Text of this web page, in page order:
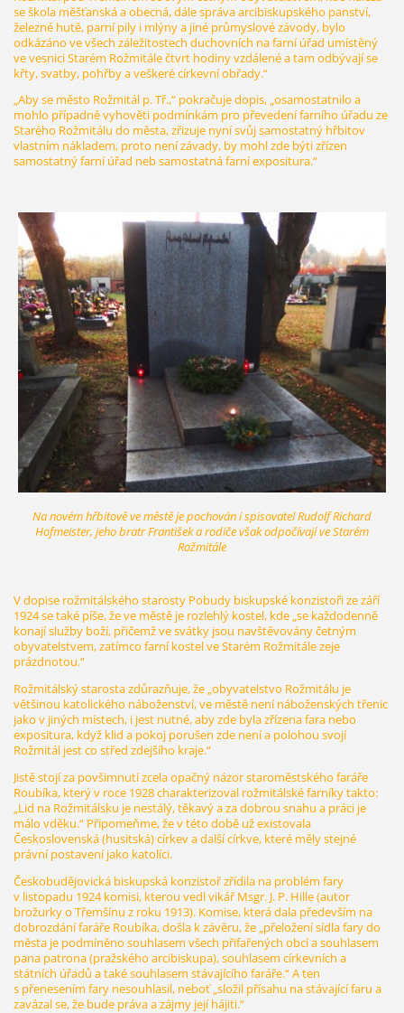
se škola měšťanská a obecná, dále správa arcibiskupského panství,
železné hutě, parní pily i mlýny a jiné průmyslové závody, bylo
odkázáno ve všech záležitostech duchovních na farní úřad umístěný
ve vesnici Starém Rožmitále čtvrt hodiny vzdálené a tam odbývají se
křty, svatby, pohřby a veškeré církevní obřady.“
„Aby se město Rožmitál p. Tř.,“ pokračuje dopis, „osamostatnilo a
mohlo případně vyhověti podmínkám pro převedení farního úřadu ze
Starého Rožmitálu do města, zřizuje nyní svůj samostatný hřbitov
vlastním nákladem, proto není závady, by mohl zde býti zřízen
samostatný farní úřad neb samostatná farní expositura.“
Na novém hřbitově ve městě je pochován i spisovatel Rudolf Richard
Hofmeister, jeho bratr František a rodiče však odpočívají ve Starém
Rožmitále
V dopise rožmitálského starosty Pobudy biskupské konzistoři ze září
1924 se také píše, že ve městě je rozlehlý kostel, kde „se každodenně
konají služby boží, přičemž ve svátky jsou navštěvovány četným
obyvatelstvem, zatímco farní kostel ve Starém Rožmitále zeje
prázdnotou.“
Rožmitálský starosta zdůrazňuje, že „obyvatelstvo Rožmitálu je
většinou katolického náboženství, ve městě není náboženských třenic
jako v jiných místech, i jest nutné, aby zde byla zřízena fara nebo
expositura, když klid a pokoj porušen zde není a polohou svojí
Rožmitál jest co střed zdejšího kraje.“
Jistě stojí za povšimnutí zcela opačný názor staroměstského faráře
Roubíka, který v roce 1928 charakterizoval rožmitálské farníky takto:
„Lid na Rožmitálsku je nestálý, těkavý a za dobrou snahu a práci je
málo vděku.“ Připomeňme, že v této době už existovala
Československá (husitská) církev a další církve, které měly stejné
právní postavení jako katolíci.
Českobudějovická biskupská konzistoř zřídila na problém fary
v listopadu 1924 komisi, kterou vedl vikář Msgr. J. P. Hille (autor
brožurky o Třemšínu z roku 1913). Komise, která dala především na
dobrozdání faráře Roubíka, došla k závěru, že „přeložení sídla fary do
města je podmíněno souhlasem všech přifařených obcí a souhlasem
pana patrona (pražského arcibiskupa), souhlasem církevních a
státních úřadů a také souhlasem stávajícího faráře.“ A ten
s přenesením fary nesouhlasil, neboť „složil přísahu na stávající faru a
zavázal se, že bude práva a zájmy její hájiti.“